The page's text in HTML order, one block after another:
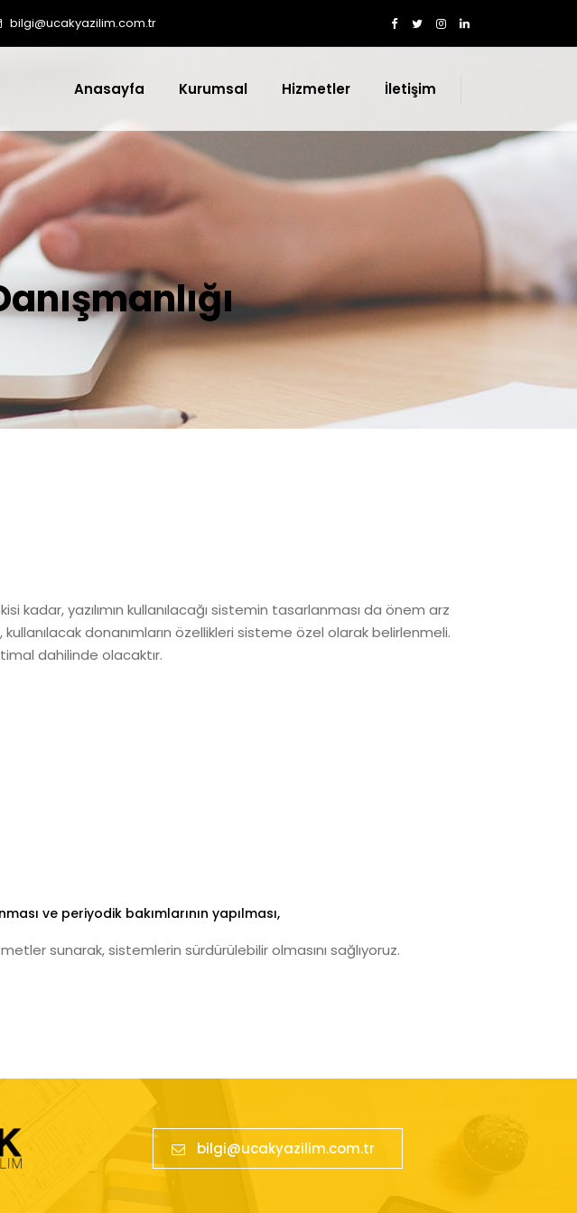
bilgi@ucakyazilim.com.tr
Anasayfa Kurumsal Hizmetler İletişim
kadar, yazılımın kullanılacağı sistemin tasarlanması da önem arz
donanımların özellikleri sisteme özel olarak belirlenmeli.
dahilinde olacaktır.
ve periyodik bakımlarının yapılması,
sunarak, sistemlerin sürdürülebilir olmasını sağlıyoruz.
bilgi@ucakyazilim.com.tr